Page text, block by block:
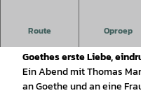
Route Oproep
Ein literarisches
Goethes erste Liebe,
Ein Abend mit Thomas
an Goethe und an eine